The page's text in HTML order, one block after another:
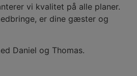
vi kvalitet på alle planer.
er dine gæster og
Daniel og Thomas.